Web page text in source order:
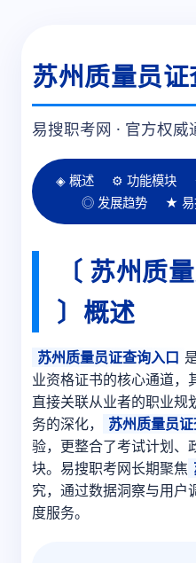
苏州质量员
易搜职考网 · 官方权
◈ 概述 ⚙️ 功能模块
◎ 发展趋势
★ 易
〔 苏州质
〕概述
苏州质量员证查询入口
业资格证书的核心通道，
直接关联从业者的职业规
务的深化，
苏州质量员
验，更整合了考试计划、
块。易搜职考网长期聚焦
究，通过数据洞察与用户
度服务。